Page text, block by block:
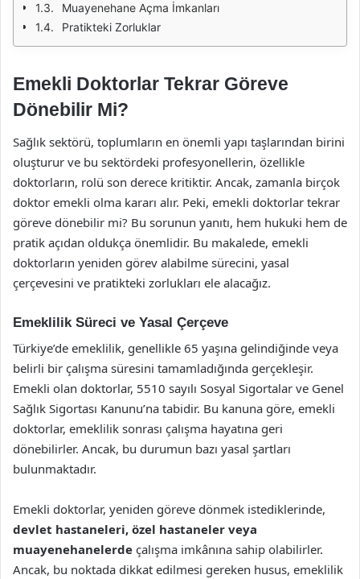
Muayenehane Açma İmkanları
Pratikteki Zorluklar
Emekli Doktorlar Tekrar Göreve
Dönebilir Mi?
Sağlık sektörü, toplumların en önemli yapı taşlarından birini
oluşturur ve bu sektördeki profesyonellerin, özellikle
doktorların, rolü son derece kritiktir. Ancak, zamanla birçok
doktor emekli olma kararı alır. Peki, emekli doktorlar tekrar
göreve dönebilir mi? Bu sorunun yanıtı, hem hukuki hem de
pratik açıdan oldukça önemlidir. Bu makalede, emekli
doktorların yeniden görev alabilme sürecini, yasal
çerçevesini ve pratikteki zorlukları ele alacağız.
Emeklilik Süreci ve Yasal Çerçeve
Türkiye’de emeklilik, genellikle 65 yaşına gelindiğinde veya
belirli bir çalışma süresini tamamladığında gerçekleşir.
Emekli olan doktorlar, 5510 sayılı Sosyal Sigortalar ve Genel
Sağlık Sigortası Kanunu’na tabidir. Bu kanuna göre, emekli
doktorlar, emeklilik sonrası çalışma hayatına geri
dönebilirler. Ancak, bu durumun bazı yasal şartları
bulunmaktadır.
Emekli doktorlar, yeniden göreve dönmek istediklerinde,
devlet hastaneleri, özel hastaneler veya
muayenehanelerde çalışma imkânına sahip olabilirler.
Ancak, bu noktada dikkat edilmesi gereken husus, emeklilik